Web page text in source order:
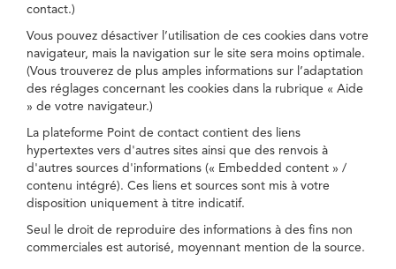
contact.)
Vous pouvez désactiver l’utilisation de ces cookies dans votre
navigateur, mais la navigation sur le site sera moins optimale.
(Vous trouverez de plus amples informations sur l’adaptation
des réglages concernant les cookies dans la rubrique « Aide
» de votre navigateur.)
La plateforme Point de contact contient des liens
hypertextes vers d'autres sites ainsi que des renvois à
d'autres sources d'informations (« Embedded content » /
contenu intégré). Ces liens et sources sont mis à votre
disposition uniquement à titre indicatif.
Seul le droit de reproduire des informations à des fins non
commerciales est autorisé, moyennant mention de la source.